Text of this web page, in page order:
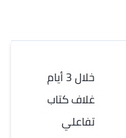
خلال 3 أيام
غلاف كتاب
تفاعلي